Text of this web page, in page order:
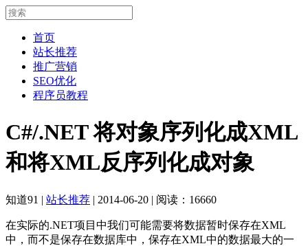
首页
站长推荐
推广营销
SEO优化
程序员教程
C#/.NET 将对象序列化成XML
和将XML反序列化成对象
知道91 | 站长推荐 | 2014-06-20 | 阅读：16660
在实际的.NET项目中我们可能需要将数据暂时保存在XML
中，而不是保存在数据库中，保存在XML中的数据最大的一